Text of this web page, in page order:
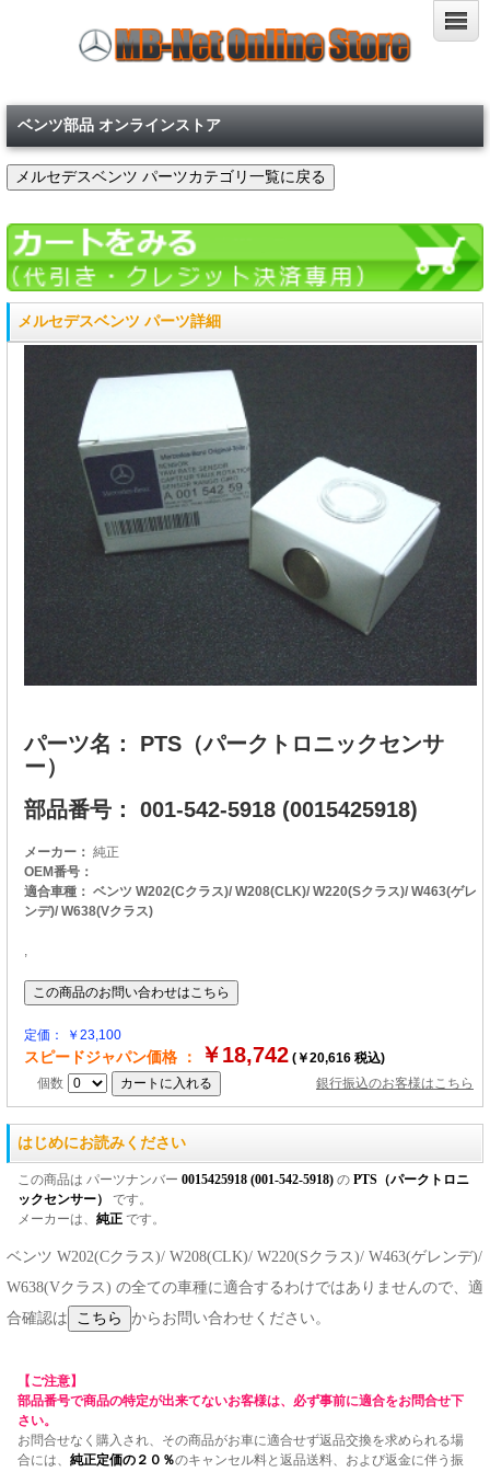
ベンツ部品 オンラインストア
メルセデスベンツ パーツ詳細
パーツ名： PTS（パークトロニックセンサ
ー）
部品番号： 001-542-5918 (0015425918)
メーカー： 純正
OEM番号：
適合車種： ベンツ W202(Cクラス)/ W208(CLK)/ W220(Sクラス)/ W463(ゲレ
ンデ)/ W638(Vクラス)
定価： ￥23,100
スピードジャパン価格 ： ￥18,742 (￥20,616 税込)
個数
銀行振込のお客様はこちら
はじめにお読みください
この商品は パーツナンバー 0015425918 (001-542-5918) の PTS（パークトロニ
ックセンサー）
です。
メーカーは、 純正 です。
ベンツ W202(Cクラス)/ W208(CLK)/ W220(Sクラス)/ W463(ゲレンデ)/
W638(Vクラス) の全ての車種に適合するわけではありませんので、適
合確認は
からお問い合わせください。
【ご注意】
部品番号で商品の特定が出来てないお客様は、必ず事前に適合をお問合せ下
さい。
お問合せなく購入され、その商品がお車に適合せず返品交換を求められる場
合には、 純正定価の２０％のキャンセル料と返品送料、および返金に伴う振